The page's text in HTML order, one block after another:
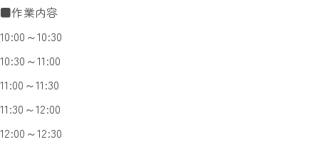
■作業内容
10:00～10:30
10:30～11:00
11:00～11:30
11:30～12:00
12:00～12:30